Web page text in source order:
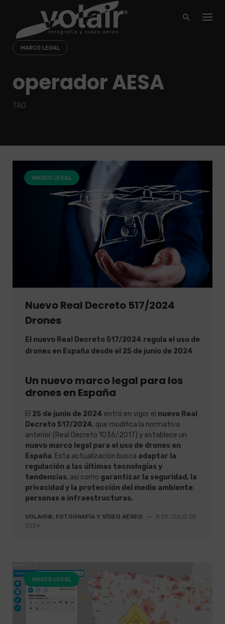
content
MARCO LEGAL
operador AESA
TAG
MARCO LEGAL
Nuevo Real Decreto 517/2024
Drones
El nuevo Real Decreto 517/2024 regula el uso de
drones en España desde el 25 de junio de 2024
Un nuevo marco legal para los
drones en España
El 25 de junio de 2024 entró en vigor el nuevo Real
Decreto 517/2024, que modifica la normativa
anterior (Real Decreto 1036/2017) y establece un
nuevo marco legal para el uso de drones en
España. Esta actualización busca adaptar la
regulación a las últimas tecnologías y
tendencias, así como garantizar la seguridad, la
privacidad y la protección del medio ambiente,
personas e infraestructuras.
VOLAIR®, FOTOGRAFÍA Y VÍDEO AÉREO —
8 DE JULIO DE
2024
MARCO LEGAL